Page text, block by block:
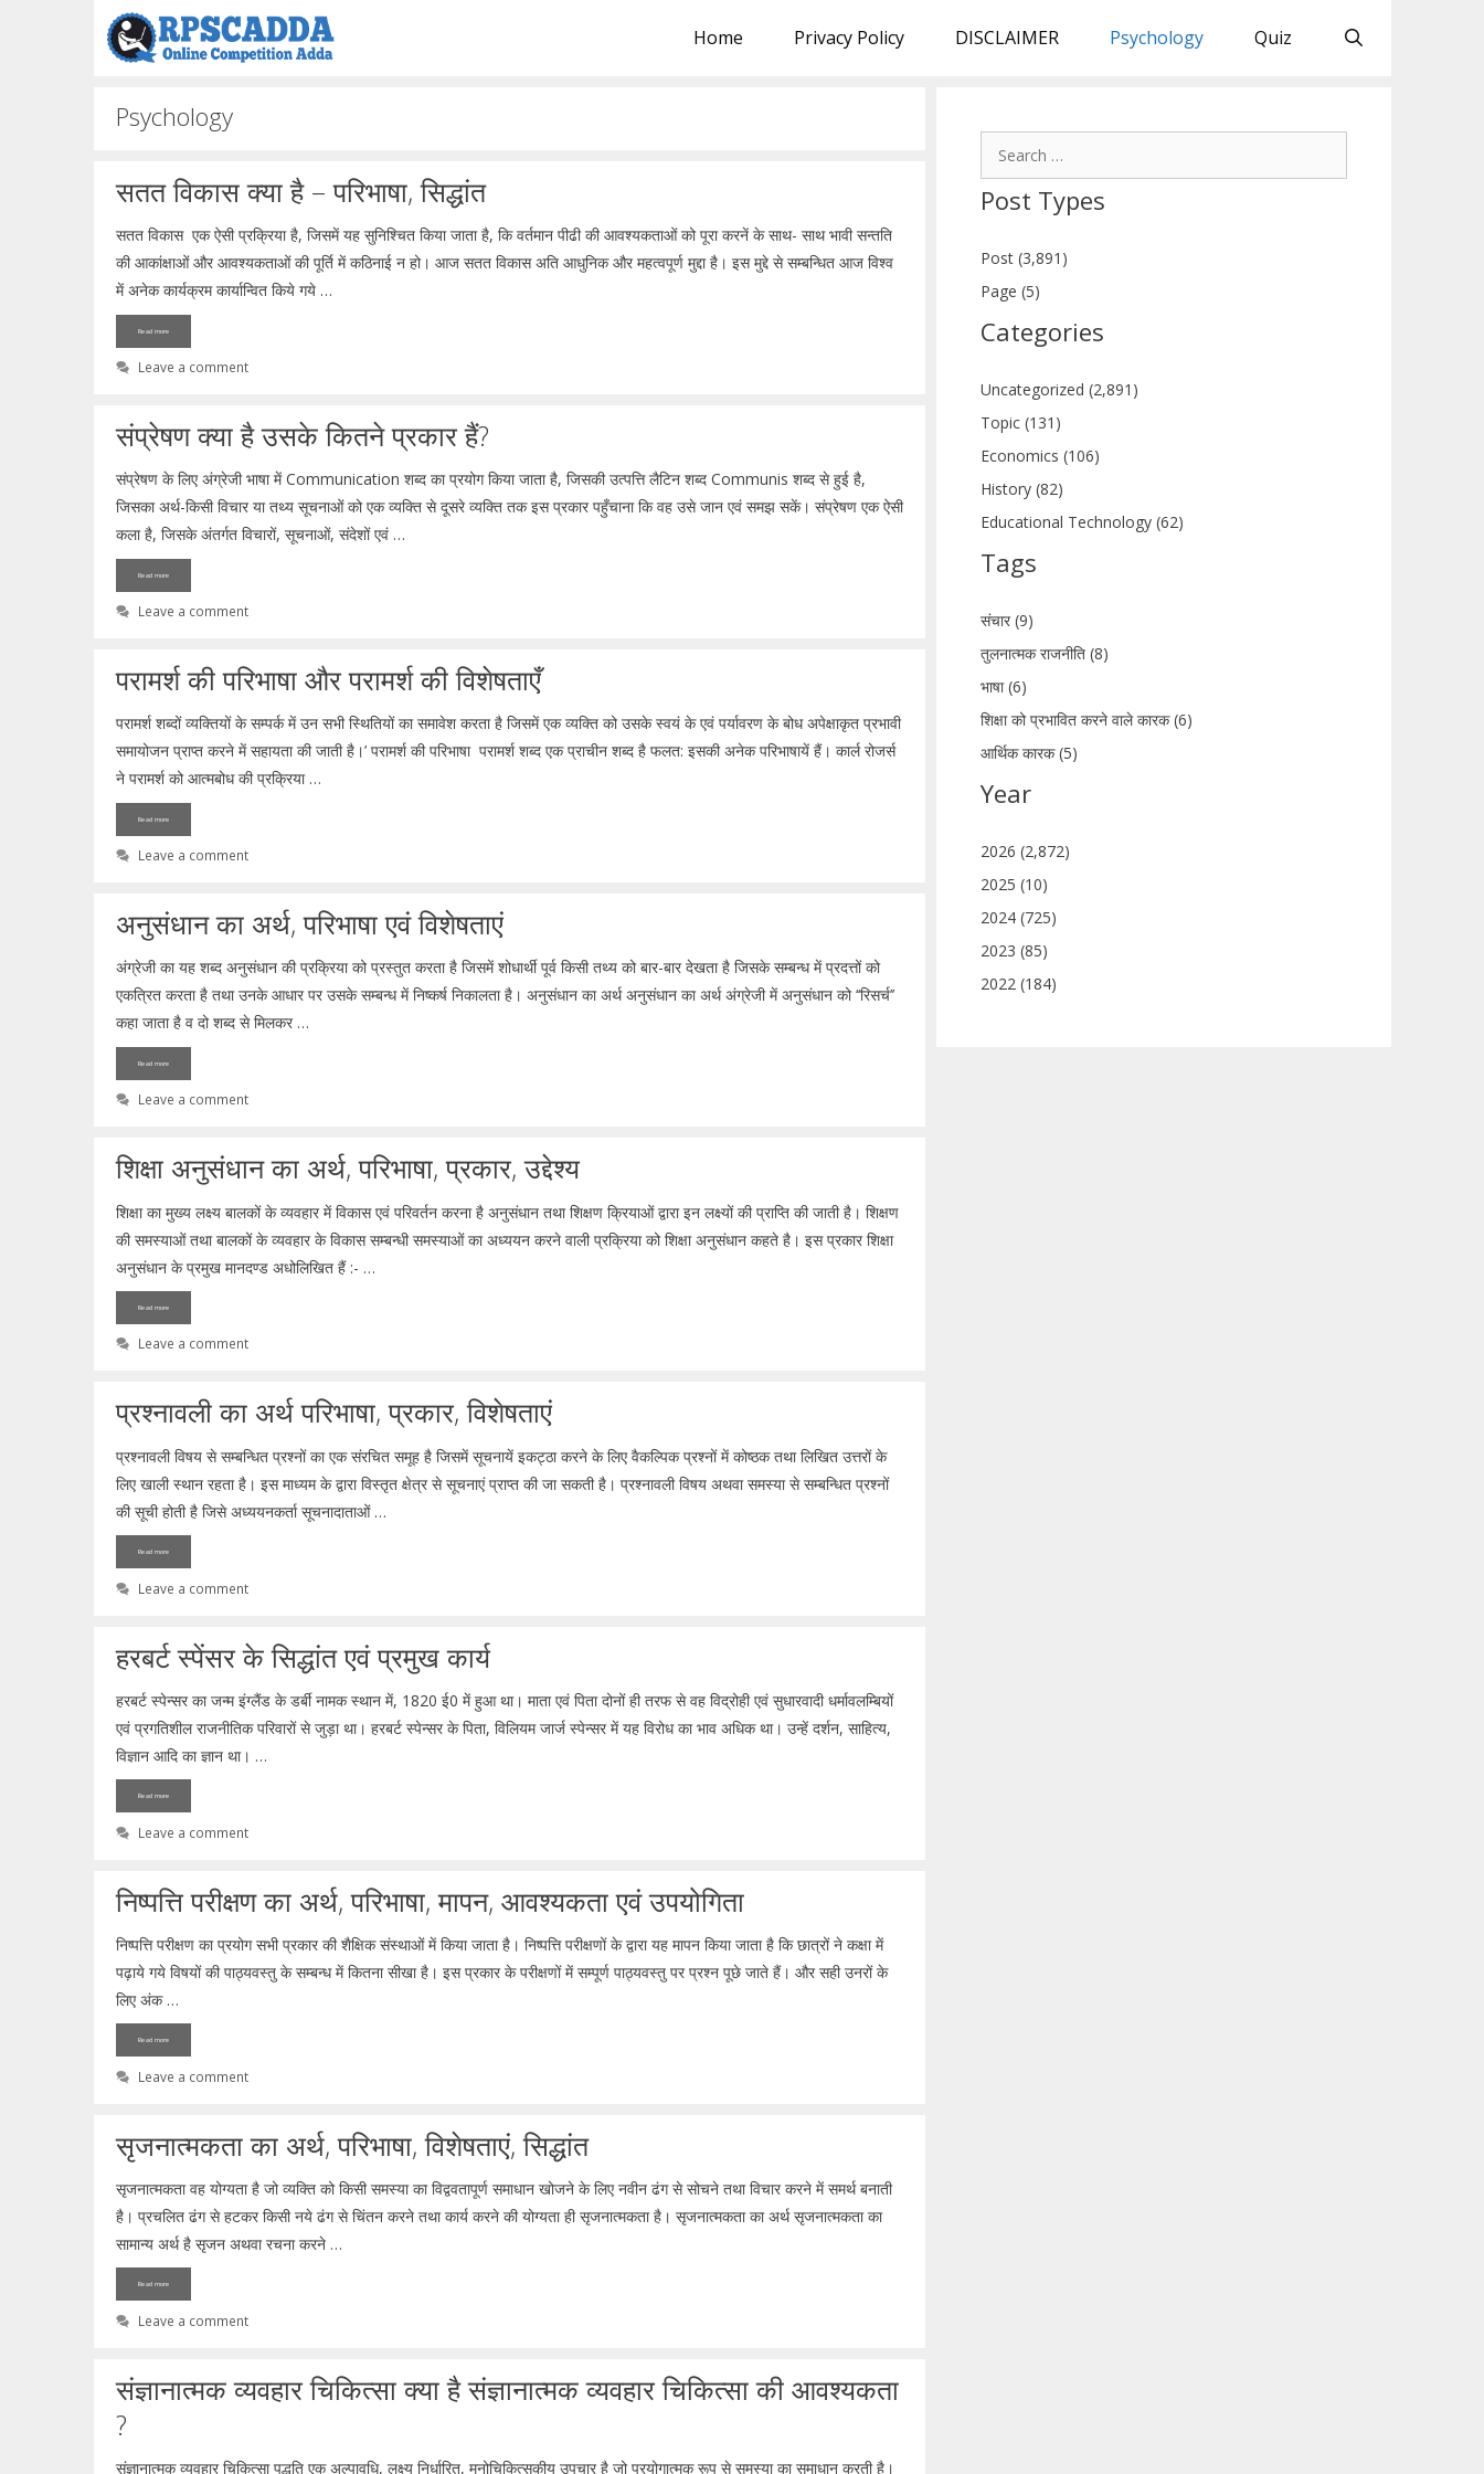
Home Privacy Policy DISCLAIMER Psychology Quiz
Psychology
सतत विकास क्या है – परिभाषा, सिद्धांत
सतत विकास एक ऐसी प्रक्रिया है, जिसमें यह सुनिश्चित किया जाता है, कि वर्तमान पीढी की आवश्यकताओं को पूरा करनें के साथ- साथ भावी सन्तति
की आकांक्षाओं और आवश्यकताओं की पूर्ति में कठिनाई न हो। आज सतत विकास अति आधुनिक और महत्वपूर्ण मुद्दा है। इस मुद्दे से सम्बन्धित आज विश्व
में अनेक कार्यक्रम कार्यान्वित किये गये …
Read more
Leave a comment
संप्रेषण क्या है उसके कितने प्रकार हैं?
संप्रेषण के लिए अंग्रेजी भाषा में Communication शब्द का प्रयोग किया जाता है, जिसकी उत्पत्ति लैटिन शब्द Communis शब्द से हुई है,
जिसका अर्थ-किसी विचार या तथ्य सूचनाओं को एक व्यक्ति से दूसरे व्यक्ति तक इस प्रकार पहुँचाना कि वह उसे जान एवं समझ सकें। संप्रेषण एक ऐसी
कला है, जिसके अंतर्गत विचारों, सूचनाओं, संदेशों एवं …
Read more
Leave a comment
परामर्श की परिभाषा और परामर्श की विशेषताएँ
परामर्श शब्दों व्यक्तियों के सम्पर्क में उन सभी स्थितियों का समावेश करता है जिसमें एक व्यक्ति को उसके स्वयं के एवं पर्यावरण के बोध अपेक्षाकृत प्रभावी
समायोजन प्राप्त करने में सहायता की जाती है।’ परामर्श की परिभाषा परामर्श शब्द एक प्राचीन शब्द है फलत: इसकी अनेक परिभाषायें हैं। कार्ल रोजर्स
ने परामर्श को आत्मबोध की प्रक्रिया …
Read more
Leave a comment
अनुसंधान का अर्थ, परिभाषा एवं विशेषताएं
अंग्रेजी का यह शब्द अनुसंधान की प्रक्रिया को प्रस्तुत करता है जिसमें शोधार्थी पूर्व किसी तथ्य को बार-बार देखता है जिसके सम्बन्ध में प्रदत्तों को
एकत्रित करता है तथा उनके आधार पर उसके सम्बन्ध में निष्कर्ष निकालता है। अनुसंधान का अर्थ अनुसंधान का अर्थ अंग्रेजी में अनुसंधान को ‘‘रिसर्च’’
कहा जाता है व दो शब्द से मिलकर …
Read more
Leave a comment
शिक्षा अनुसंधान का अर्थ, परिभाषा, प्रकार, उद्देश्य
शिक्षा का मुख्य लक्ष्य बालकों के व्यवहार में विकास एवं परिवर्तन करना है अनुसंधान तथा शिक्षण क्रियाओं द्वारा इन लक्ष्यों की प्राप्ति की जाती है। शिक्षण
की समस्याओं तथा बालकों के व्यवहार के विकास सम्बन्धी समस्याओं का अध्ययन करने वाली प्रक्रिया को शिक्षा अनुसंधान कहते है। इस प्रकार शिक्षा
अनुसंधान के प्रमुख मानदण्ड अधोलिखित हैं :- …
Read more
Leave a comment
प्रश्नावली का अर्थ परिभाषा, प्रकार, विशेषताएं
प्रश्नावली विषय से सम्बन्धित प्रश्नों का एक संरचित समूह है जिसमें सूचनायें इकट्ठा करने के लिए वैकल्पिक प्रश्नों में कोष्ठक तथा लिखित उत्तरों के
लिए खाली स्थान रहता है। इस माध्यम के द्वारा विस्तृत क्षेत्र से सूचनाएं प्राप्त की जा सकती है। प्रश्नावली विषय अथवा समस्या से सम्बन्धित प्रश्नों
की सूची होती है जिसे अध्ययनकर्ता सूचनादाताओं …
Read more
Leave a comment
हरबर्ट स्पेंसर के सिद्धांत एवं प्रमुख कार्य
हरबर्ट स्पेन्सर का जन्म इंग्लैंड के डर्बी नामक स्थान में, 1820 ई0 में हुआ था। माता एवं पिता दोनों ही तरफ से वह विद्रोही एवं सुधारवादी धर्मावलम्बियों
एवं प्रगतिशील राजनीतिक परिवारों से जुड़ा था। हरबर्ट स्पेन्सर के पिता, विलियम जार्ज स्पेन्सर में यह विरोध का भाव अधिक था। उन्हें दर्शन, साहित्य,
विज्ञान आदि का ज्ञान था। …
Read more
Leave a comment
निष्पत्ति परीक्षण का अर्थ, परिभाषा, मापन, आवश्यकता एवं उपयोगिता
निष्पत्ति परीक्षण का प्रयोग सभी प्रकार की शैक्षिक संस्थाओं में किया जाता है। निष्पत्ति परीक्षणों के द्वारा यह मापन किया जाता है कि छात्रों ने कक्षा में
पढ़ाये गये विषयों की पाठ्यवस्तु के सम्बन्ध में कितना सीखा है। इस प्रकार के परीक्षणों में सम्पूर्ण पाठ्यवस्तु पर प्रश्न पूछे जाते हैं। और सही उनरों के
लिए अंक …
Read more
Leave a comment
सृजनात्मकता का अर्थ, परिभाषा, विशेषताएं, सिद्धांत
सृजनात्मकता वह योग्यता है जो व्यक्ति को किसी समस्या का विद्ववतापूर्ण समाधान खोजने के लिए नवीन ढंग से सोचने तथा विचार करने में समर्थ बनाती
है। प्रचलित ढंग से हटकर किसी नये ढंग से चिंतन करने तथा कार्य करने की योग्यता ही सृजनात्मकता है। सृजनात्मकता का अर्थ सृजनात्मकता का
सामान्य अर्थ है सृजन अथवा रचना करने …
Read more
Leave a comment
संज्ञानात्मक व्यवहार चिकित्सा क्या है संज्ञानात्मक व्यवहार चिकित्सा की आवश्यकता
?
संज्ञानात्मक व्यवहार चिकित्सा पद्धति एक अल्पावधि, लक्ष्य निर्धारित, मनोचिकित्सकीय उपचार है जो प्रयोगात्मक रूप से समस्या का समाधान करती है।
Post Types
Post (3,891)
Page (5)
Categories
Uncategorized (2,891)
Topic (131)
Economics (106)
History (82)
Educational Technology (62)
Tags
संचार (9)
तुलनात्मक राजनीति (8)
भाषा (6)
शिक्षा को प्रभावित करने वाले कारक (6)
आर्थिक कारक (5)
Year
2026 (2,872)
2025 (10)
2024 (725)
2023 (85)
2022 (184)